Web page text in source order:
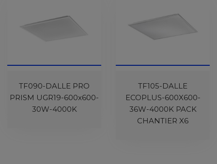
TF090-DALLE PRO
PRISM UGR19-600x600-
30W-4000K
TF105-DALLE
ECOPLUS-600X600-
36W-4000K PACK
CHANTIER X6